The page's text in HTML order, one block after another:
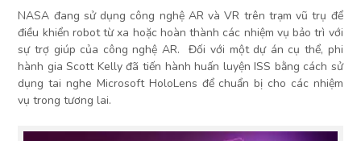
NASA đang sử dụng công nghệ AR và VR trên trạm vũ trụ để
điều khiển robot từ xa hoặc hoàn thành các nhiệm vụ bảo trì với
sự trợ giúp của công nghệ AR. Đối với một dự án cụ thể, phi
hành gia Scott Kelly đã tiến hành huấn luyện ISS bằng cách sử
dụng tai nghe Microsoft HoloLens để chuẩn bị cho các nhiệm
vụ trong tương lai.